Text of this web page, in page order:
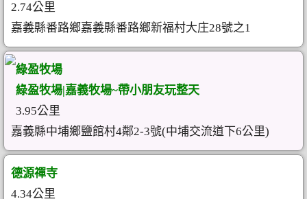
2.74公里
嘉義縣番路鄉嘉義縣番路鄉新福村大庄28號之1
綠盈牧場
綠盈牧場|嘉義牧場~帶小朋友玩整天
3.95公里
嘉義縣中埔鄉鹽館村4鄰2-3號(中埔交流道下6公里)
德源禪寺
4.34公里